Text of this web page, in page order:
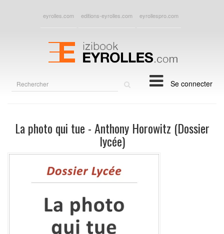
eyrolles.com editions-eyrolles.com eyrollespro.com
Se connecter
La photo qui tue - Anthony Horowitz (Dossier
lycée)